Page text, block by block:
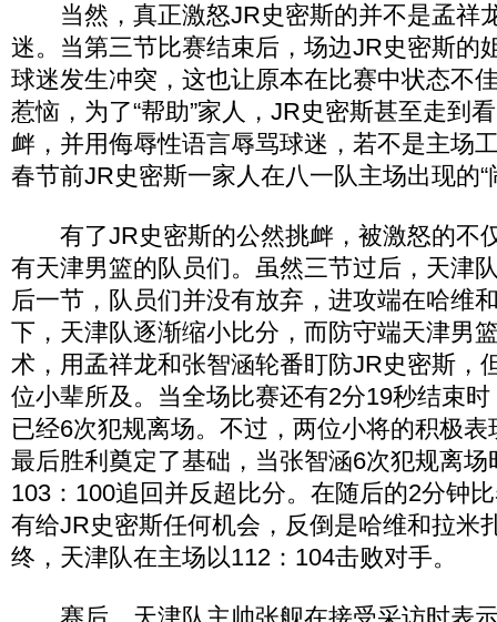
当然，真正激怒JR史密斯的并不是孟祥
迷。当第三节比赛结束后，场边JR史密斯的
球迷发生冲突，这也让原本在比赛中状态不
惹恼，为了“帮助”家人，JR史密斯甚至走到
衅，并用侮辱性语言辱骂球迷，若不是主场
春节前JR史密斯一家人在八一队主场出现的“
有了JR史密斯的公然挑衅，被激怒的不
有天津男篮的队员们。虽然三节过后，天津
后一节，队员们并没有放弃，进攻端在哈维
下，天津队逐渐缩小比分，而防守端天津男
术，用孟祥龙和张智涵轮番盯防JR史密斯，
位小辈所及。当全场比赛还有2分19秒结束
已经6次犯规离场。不过，两位小将的积极
最后胜利奠定了基础，当张智涵6次犯规离
103：100追回并反超比分。在随后的2分钟
有给JR史密斯任何机会，反倒是哈维和拉米
终，天津队在主场以112：104击败对手。